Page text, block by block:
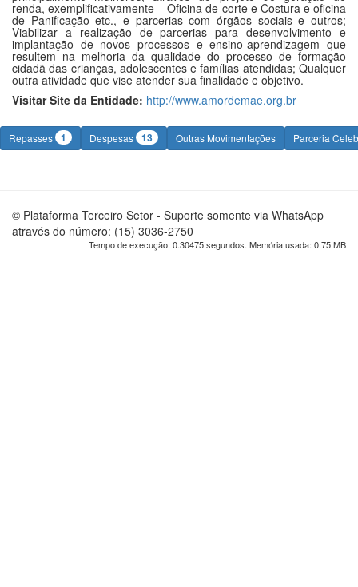
renda, exemplificativamente – Oficina de corte e Costura e oficina
de Panificação etc., e parcerias com órgãos sociais e outros;
Viabilizar a realização de parcerias para desenvolvimento e
implantação de novos processos e ensino-aprendizagem que
resultem na melhoria da qualidade do processo de formação
cidadã das crianças, adolescentes e famílias atendidas; Qualquer
outra atividade que vise atender sua finalidade e objetivo.
Visitar Site da Entidade: http://www.amordemae.org.br
Repasses 1 Despesas 13 Outras Movimentações Parceria
© Plataforma Terceiro Setor - Suporte somente via WhatsApp
através do número: (15) 3036-2750
Tempo de execução: 0.30475 segundos. Memória usada: 0.75 MB